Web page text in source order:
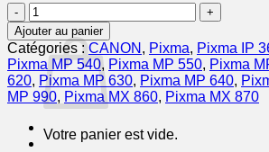
Panier
Votre panier est vide.
quantité
de
CANON
Cartouche
Encre
CLI521
Photo
Jaune
9
Ajouter au panier
Catégories : CANON , Pixma, Pixma IP
Pixma MP 540, Pixma MP 550, Pixma
620, Pixma MP 630, Pixma MP 640,
MP 990, Pixma MX 860, Pixma MX 870